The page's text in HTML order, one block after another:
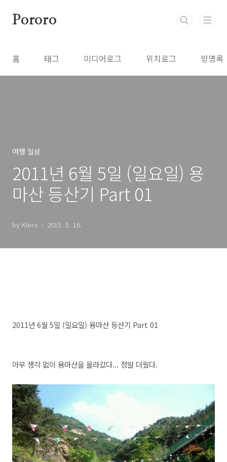
Pororo
홈 태그 미디어로그 위치로그 방명록
여행 일상
2011년 6월 5일 (일요일) 용
마산 등산기 Part 01
by Klero 2015. 5. 16.
2011년 6월 5일 (일요일) 용마산 등산기 Part 01
아무 생각 없이 용마산을 올라갔다... 정말 더웠다.